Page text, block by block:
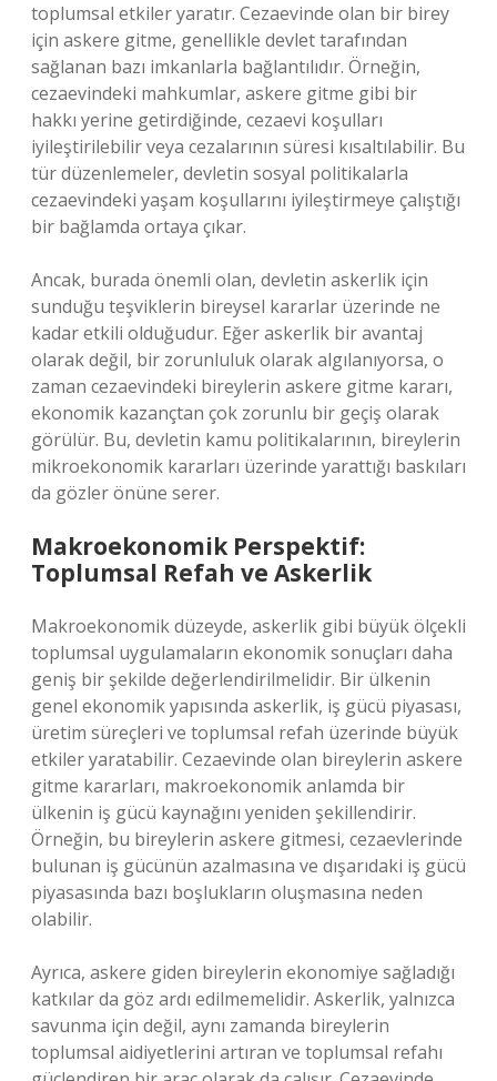
toplumsal etkiler yaratır. Cezaevinde olan bir birey
için askere gitme, genellikle devlet tarafından
sağlanan bazı imkanlarla bağlantılıdır. Örneğin,
cezaevindeki mahkumlar, askere gitme gibi bir
hakkı yerine getirdiğinde, cezaevi koşulları
iyileştirilebilir veya cezalarının süresi kısaltılabilir. Bu
tür düzenlemeler, devletin sosyal politikalarla
cezaevindeki yaşam koşullarını iyileştirmeye çalıştığı
bir bağlamda ortaya çıkar.
Ancak, burada önemli olan, devletin askerlik için
sunduğu teşviklerin bireysel kararlar üzerinde ne
kadar etkili olduğudur. Eğer askerlik bir avantaj
olarak değil, bir zorunluluk olarak algılanıyorsa, o
zaman cezaevindeki bireylerin askere gitme kararı,
ekonomik kazançtan çok zorunlu bir geçiş olarak
görülür. Bu, devletin kamu politikalarının, bireylerin
mikroekonomik kararları üzerinde yarattığı baskıları
da gözler önüne serer.
Makroekonomik Perspektif:
Toplumsal Refah ve Askerlik
Makroekonomik düzeyde, askerlik gibi büyük ölçekli
toplumsal uygulamaların ekonomik sonuçları daha
geniş bir şekilde değerlendirilmelidir. Bir ülkenin
genel ekonomik yapısında askerlik, iş gücü piyasası,
üretim süreçleri ve toplumsal refah üzerinde büyük
etkiler yaratabilir. Cezaevinde olan bireylerin askere
gitme kararları, makroekonomik anlamda bir
ülkenin iş gücü kaynağını yeniden şekillendirir.
Örneğin, bu bireylerin askere gitmesi, cezaevlerinde
bulunan iş gücünün azalmasına ve dışarıdaki iş gücü
piyasasında bazı boşlukların oluşmasına neden
olabilir.
Ayrıca, askere giden bireylerin ekonomiye sağladığı
katkılar da göz ardı edilmemelidir. Askerlik, yalnızca
savunma için değil, aynı zamanda bireylerin
toplumsal aidiyetlerini artıran ve toplumsal refahı